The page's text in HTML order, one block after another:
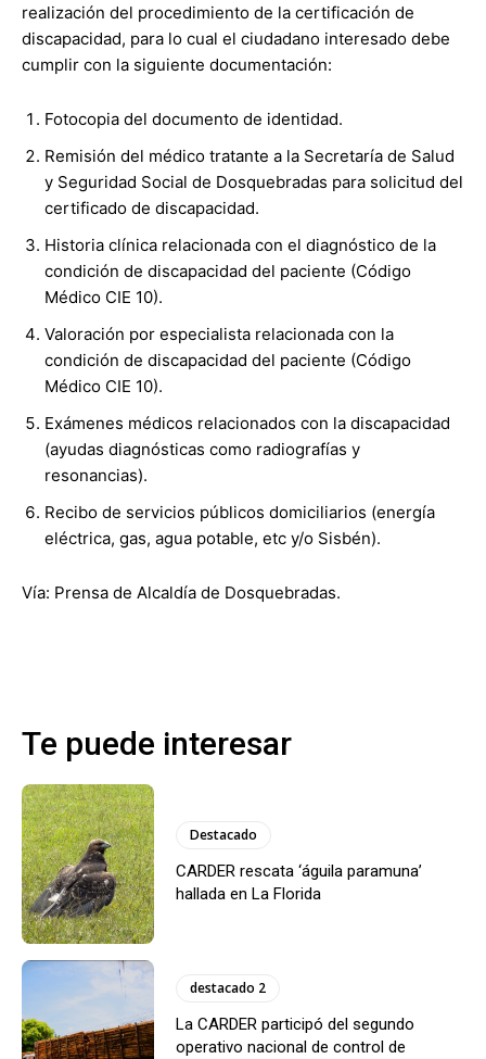
realización del procedimiento de la certificación de
discapacidad, para lo cual el ciudadano interesado debe
cumplir con la siguiente documentación:
Fotocopia del documento de identidad.
Remisión del médico tratante a la Secretaría de Salud
y Seguridad Social de Dosquebradas para solicitud del
certificado de discapacidad.
Historia clínica relacionada con el diagnóstico de la
condición de discapacidad del paciente (Código
Médico CIE 10).
Valoración por especialista relacionada con la
condición de discapacidad del paciente (Código
Médico CIE 10).
Exámenes médicos relacionados con la discapacidad
(ayudas diagnósticas como radiografías y
resonancias).
Recibo de servicios públicos domiciliarios (energía
eléctrica, gas, agua potable, etc y/o Sisbén).
Vía: Prensa de Alcaldía de Dosquebradas.
Te puede interesar
Destacado
CARDER rescata ‘águila paramuna’
hallada en La Florida
destacado 2
La CARDER participó del segundo
operativo nacional de control de